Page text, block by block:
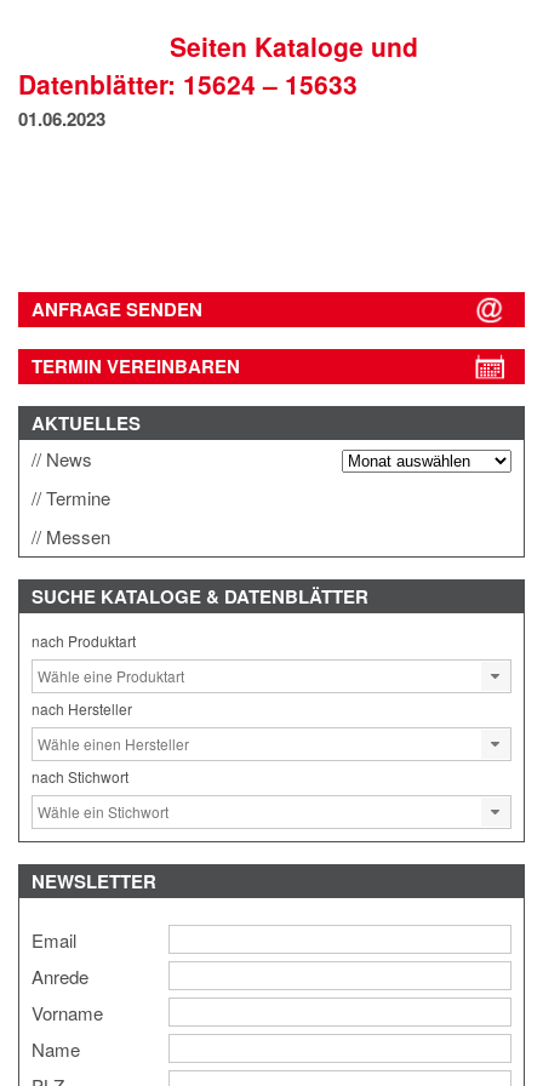
DATENSCHUTZSeiten Kataloge und
Datenblätter: 15624 – 15633
01.06.2023
ANFRAGE SENDEN
TERMIN VEREINBAREN
AKTUELLES
News
Termine
Messen
SUCHE KATALOGE & DATENBLÄTTER
nach Produktart
nach Hersteller
nach Stichwort
NEWSLETTER
Email
Anrede
Vorname
Name